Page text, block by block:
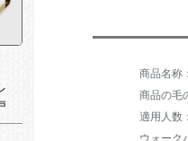
商品の毛
適用人数